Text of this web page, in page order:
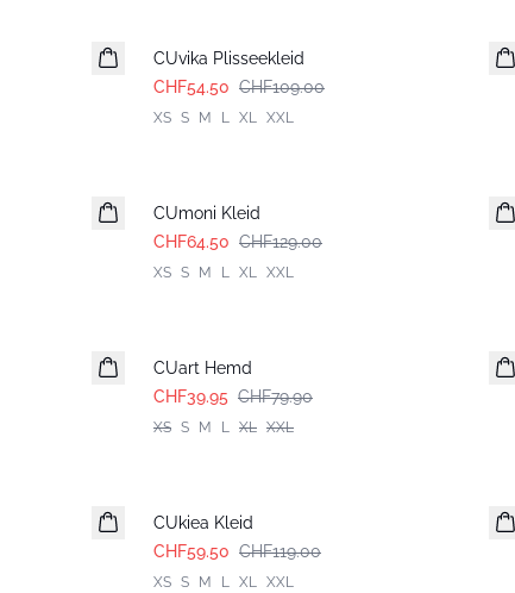
CUvika Plisseekleid
CHF54.50 CHF109.00
XS S M L XL XXL
CUmoni Kleid
CHF64.50 CHF129.00
XS S M L XL XXL
CUart Hemd
CHF39.95 CHF79.90
XS S M L XL XXL
CUkiea Kleid
CHF59.50 CHF119.00
XS S M L XL XXL